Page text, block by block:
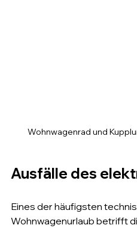
Wohnwagenrad und
Ausfälle des
Eines der häufigsten
Wohnwagenurlaub betrifft